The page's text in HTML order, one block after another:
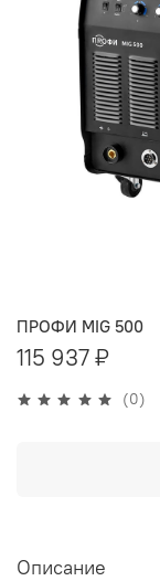
(0)
ПРОФИ MIG 500
115 937 ₽
Описание